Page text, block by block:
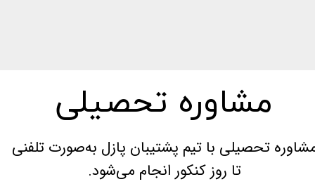
تحصیلی با تیم پشتیبان پازل به‌صورت تلفنی
تا روز کنکور انجام می‌شود.
مشاوره تحصیلی